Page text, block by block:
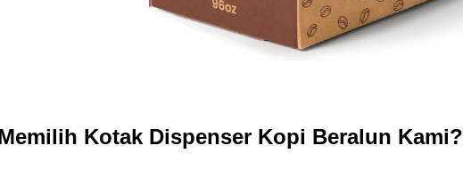
Kotak Dispenser Kopi Beralun Kami?